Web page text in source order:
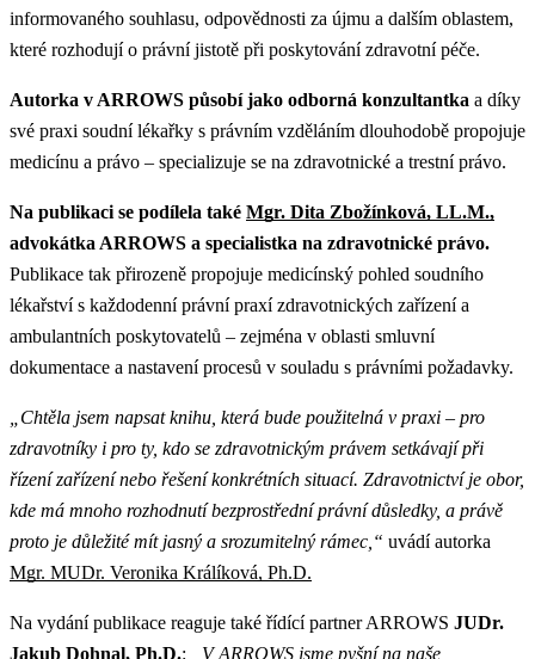
informovaného souhlasu, odpovědnosti za újmu a dalším oblastem,
které rozhodují o právní jistotě při poskytování zdravotní péče.
Autorka v ARROWS působí jako odborná konzultantka a díky
své praxi soudní lékařky s právním vzděláním dlouhodobě propojuje
medicínu a právo – specializuje se na zdravotnické a trestní právo.
Na publikaci se podílela také Mgr. Dita Zbožínková, LL.M.,
advokátka ARROWS a specialistka na zdravotnické právo.
Publikace tak přirozeně propojuje medicínský pohled soudního
lékařství s každodenní právní praxí zdravotnických zařízení a
ambulantních poskytovatelů – zejména v oblasti smluvní
dokumentace a nastavení procesů v souladu s právními požadavky.
„Chtěla jsem napsat knihu, která bude použitelná v praxi – pro
zdravotníky i pro ty, kdo se zdravotnickým právem setkávají při
řízení zařízení nebo řešení konkrétních situací. Zdravotnictví je obor,
kde má mnoho rozhodnutí bezprostřední právní důsledky, a právě
proto je důležité mít jasný a srozumitelný rámec,“ uvádí autorka
Mgr. MUDr. Veronika Králíková, Ph.D.
Na vydání publikace reaguje také řídící partner ARROWS JUDr.
Jakub Dohnal, Ph.D.: „V ARROWS jsme pyšní na naše